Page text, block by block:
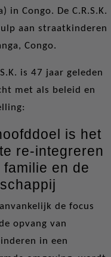
in Congo. De C.R.S.K.
aan straatkinderen
Congo.
is 47 jaar geleden
met als beleid en
is het
re-integreren
familie en de
de focus
opvang van
in een